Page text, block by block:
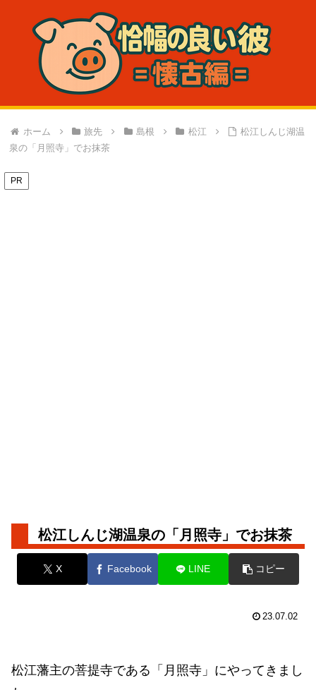
ホーム 旅先 島根 松江
松江しんじ湖温
泉の「月照寺」でお抹茶
PR
松江しんじ湖温泉の「月照寺」でお抹茶
X Facebook LINE コピー
23.07.02
松江藩主の菩提寺である「月照寺」にやってきまし